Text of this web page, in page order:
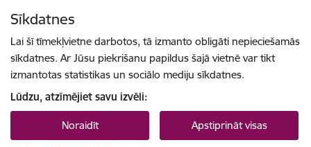
Sīkdatnes
Lai šī tīmekļvietne darbotos, tā izmanto obligāti nepieciešamās
sīkdatnes. Ar Jūsu piekrišanu papildus šajā vietnē var tikt
izmantotas statistikas un sociālo mediju sīkdatnes.
Lūdzu, atzīmējiet savu izvēli:
Noraidīt Apstiprināt visas